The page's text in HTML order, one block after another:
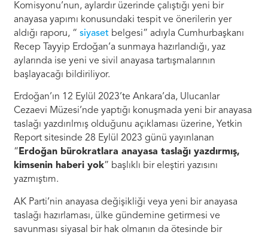
Komisyonu’nun, aylardır üzerinde çalıştığı yeni bir
anayasa yapımı konusundaki tespit ve önerilerin yer
aldığı raporu, “ siyaset belgesi” adıyla Cumhurbaşkanı
Recep Tayyip Erdoğan’a sunmaya hazırlandığı, yaz
aylarında ise yeni ve sivil anayasa tartışmalarının
başlayacağı bildiriliyor.
Erdoğan’ın 12 Eylül 2023’te Ankara’da, Ulucanlar
Cezaevi Müzesi’nde yaptığı konuşmada yeni bir anayasa
taslağı yazdırılmış olduğunu açıklaması üzerine, Yetkin
Report sitesinde 28 Eylül 2023 günü yayınlanan
“Erdoğan bürokratlara anayasa taslağı yazdırmış,
kimsenin haberi yok” başlıklı bir eleştiri yazısını
yazmıştım.
AK Parti’nin anayasa değişikliği veya yeni bir anayasa
taslağı hazırlaması, ülke gündemine getirmesi ve
savunması siyasal bir hak olmanın da ötesinde bir